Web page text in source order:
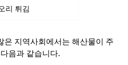
리 튀김
은 지역사회에서는 해산물이 주
음과 같습니다.